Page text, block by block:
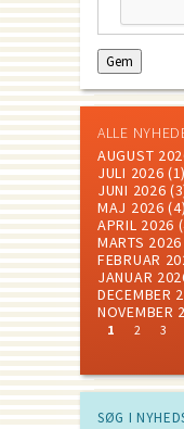
ALLE
AUGUST
JULI 2026 (1)
JUNI 2026
MAJ 2026 (4)
APRIL 2026
MARTS 2026
FEBRUAR
JANUAR
DECEMBER
NOVEMBER
CURRENT
1 PAGE
2 3
SØG I